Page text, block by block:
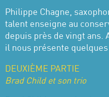
Philippe Chagne,
talent enseigne au
depuis près de vingt ans.
il nous présente
DEUXIÈME PARTIE
Brad Child et son trio